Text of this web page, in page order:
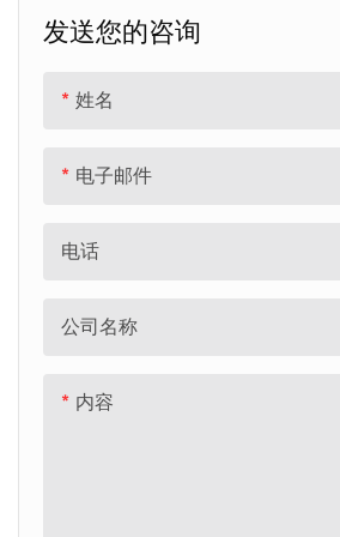
推&脚踏车
平衡车
三轮车
复古车
儿童电动自行车
成人电动自行车
发送您的咨询
姓名
电子邮件
电话
公司名称
内容